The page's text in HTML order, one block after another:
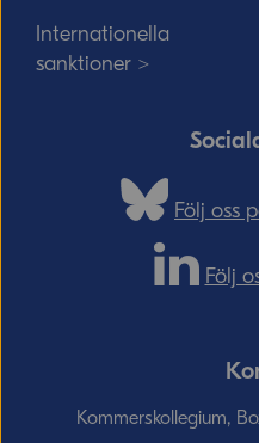
Internationella
sanktioner >
Följ oss
Följ
Kommerskollegium,